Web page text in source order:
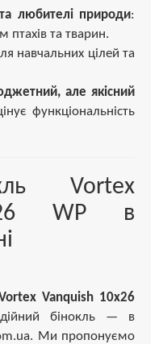
та любителі природи:
птахів та тварин.
навчальних цілей та
але якісний
функціональність
Vortex
WP в
Vanquish 10x26
бінокль — в
Ми пропонуємо